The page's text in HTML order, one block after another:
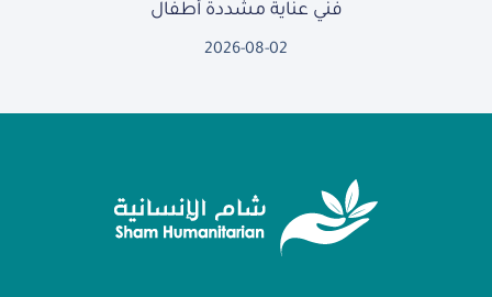
فني عناية مشددة أطفال
2026-08-02